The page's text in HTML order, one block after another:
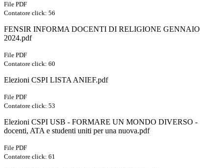
File PDF
Contatore click: 56
FENSIR INFORMA DOCENTI DI RELIGIONE GENNAIO
2024.pdf
File PDF
Contatore click: 60
Elezioni CSPI LISTA ANIEF.pdf
File PDF
Contatore click: 53
Elezioni CSPI USB - FORMARE UN MONDO DIVERSO -
docenti, ATA e studenti uniti per una nuova.pdf
File PDF
Contatore click: 61